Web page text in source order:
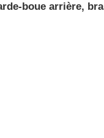
boue arrière,